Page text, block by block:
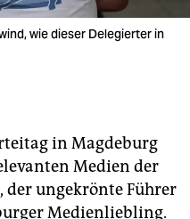
wie dieser Delegierter in
in Magdeburg
Medien der
der ungekrönte Führer
Medienliebling.